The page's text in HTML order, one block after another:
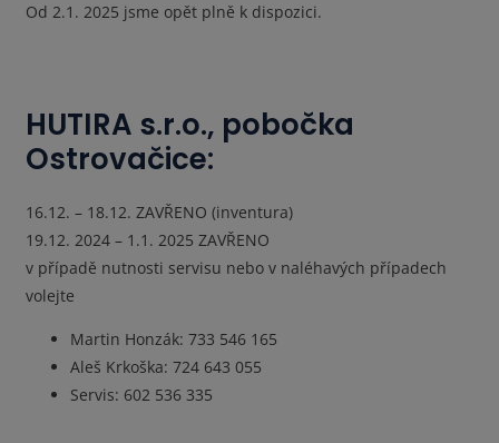
Od 2.1. 2025 jsme opět plně k dispozici.
HUTIRA s.r.o., pobočka
Ostrovačice:
16.12. – 18.12. ZAVŘENO (inventura)
19.12. 2024 – 1.1. 2025 ZAVŘENO
v případě nutnosti servisu nebo v naléhavých případech
volejte
Martin Honzák: 733 546 165
Aleš Krkoška: 724 643 055
Servis: 602 536 335